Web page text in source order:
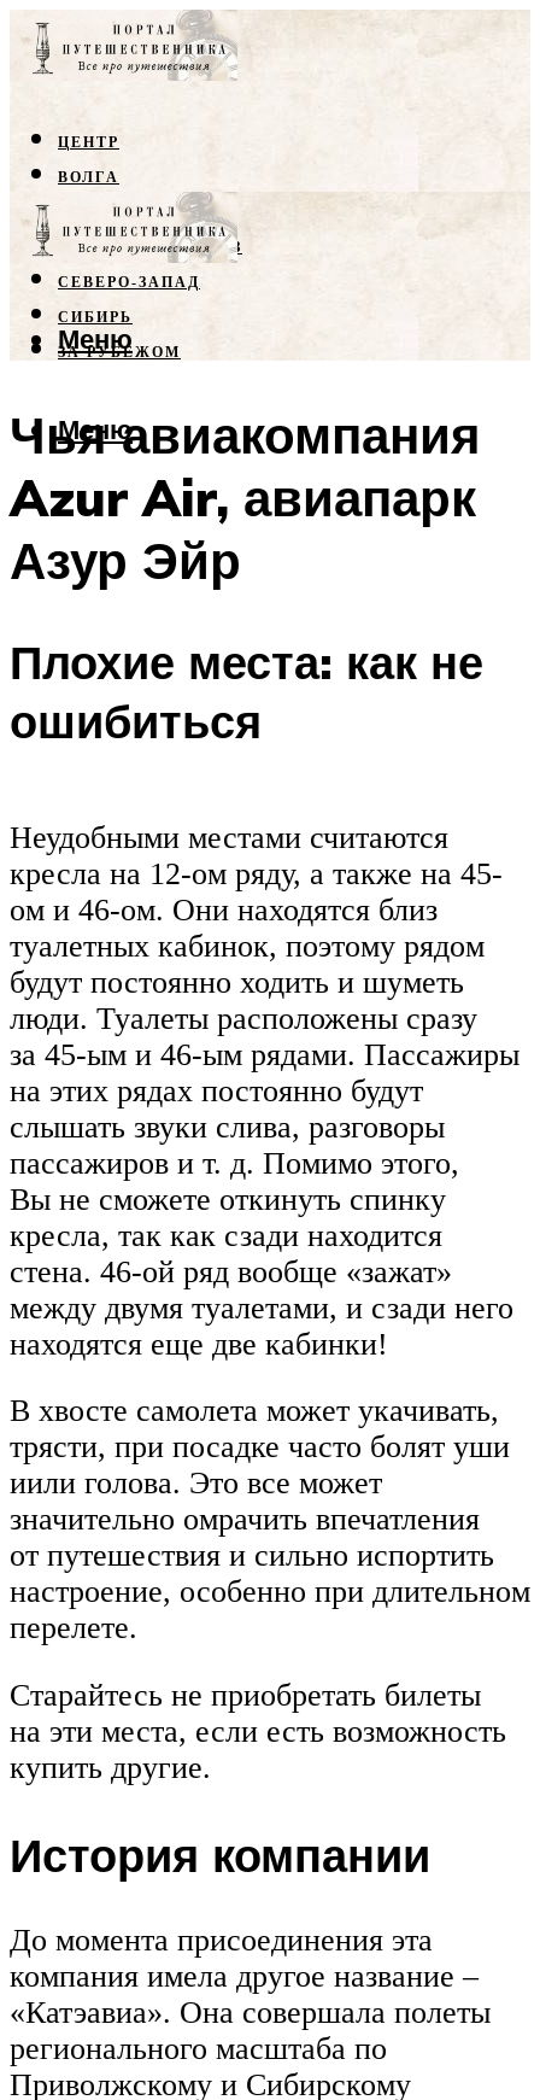
ЦЕНТР
ВОЛГА
КРЫМ
СЕВЕРНЫЙ КАВКАЗ
СЕВЕРО-ЗАПАД
СИБИРЬ
ЗА РУБЕЖОМ
Меню
Меню
Чья авиакомпания
Azur Air, авиапарк
Азур Эйр
Плохие места: как не
ошибиться
Неудобными местами считаются
кресла на 12-ом ряду, а также на 45-
ом и 46-ом. Они находятся близ
туалетных кабинок, поэтому рядом
будут постоянно ходить и шуметь
люди. Туалеты расположены сразу
за 45-ым и 46-ым рядами. Пассажиры
на этих рядах постоянно будут
слышать звуки слива, разговоры
пассажиров и т. д. Помимо этого,
Вы не сможете откинуть спинку
кресла, так как сзади находится
стена. 46-ой ряд вообще «зажат»
между двумя туалетами, и сзади него
находятся еще две кабинки!
В хвосте самолета может укачивать,
трясти, при посадке часто болят уши
иили голова. Это все может
значительно омрачить впечатления
от путешествия и сильно испортить
настроение, особенно при длительном
перелете.
Старайтесь не приобретать билеты
на эти места, если есть возможность
купить другие.
История компании
До момента присоединения эта
компания имела другое название –
«Катэавиа». Она совершала полеты
регионального масштаба по
Приволжскому и Сибирскому